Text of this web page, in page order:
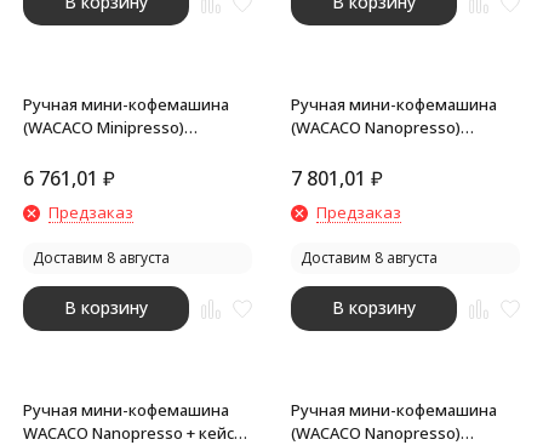
Ручная мини-кофемашина
(WACACO Minipresso)
мини-кофемашина)
6 761,01 ₽
Предзаказ
Доставим 8 августа
В корзину
Ручная мини-кофемашина
(WACACO Nanopresso)
кофемашина цвет черный)
7 801,01 ₽
Предзаказ
Доставим 8 августа
В корзину
Ручная мини-кофемашина
WACACO Nanopresso + кейс
Ручная мини-кофемашина
(WACACO Nanopresso)